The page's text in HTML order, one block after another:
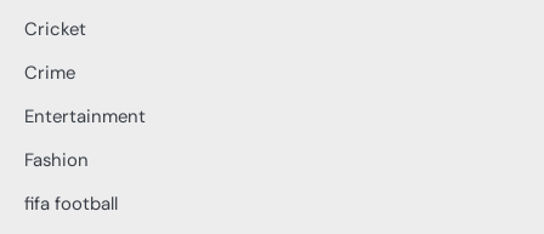
Cricket
Crime
Entertainment
Fashion
fifa football